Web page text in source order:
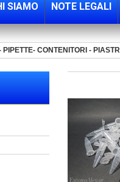
SIAMO NOTE LEGALI
PIPETTE- CONTENITORI -